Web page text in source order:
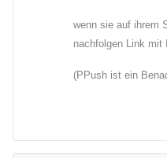
wenn sie auf ihrem
nachfolgen Link mit
(PPush ist ein